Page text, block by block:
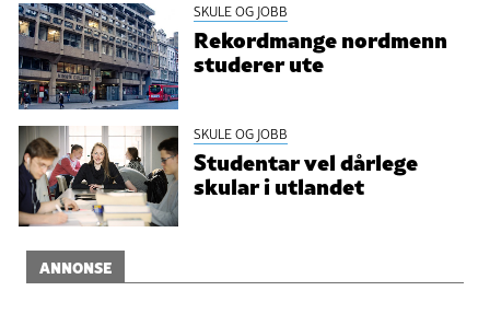
SKULE OG JOBB
Rekordmange nordmenn
studerer ute
SKULE OG JOBB
Studentar vel dårlege
skular i utlandet
ANNONSE